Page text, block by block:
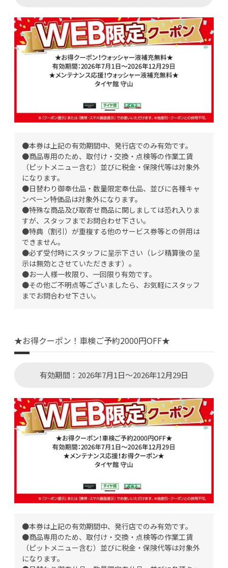
●本券は上記の有効期間中、発行店でのみ有効です。
●商品専用のため、取付け・交換・点検等の作業工賃
（ピットメニュー含む）並びに税金・保険代等は対象外
になります。
●日替わり御奉仕品・数量限定奉仕品、並びに各種キャ
ンペーン特価品は対象外になります。
●特殊な商品及び取寄せ商品に関しましては恐れ入りま
すが、スタッフまでお問合わせ下さい。
●特典（割引）が重複する他のサービス券等との併用は
できません。
●必ず受付時にスタッフに呈示下さい（レジ精算後の呈
示は無効とさせていただきます）。
●お一人様一枚限り、一回限り有効です。
●その他ご不明点等ございましたら、お気軽にスタッフ
までお問合わせ下さい。
★お得クーポン！車検ご予約2000円OFF★
有効期間：2026年7月1日～2026年12月29日
●本券は上記の有効期間中、発行店でのみ有効です。
●商品専用のため、取付け・交換・点検等の作業工賃
（ピットメニュー含む）並びに税金・保険代等は対象外
になります。